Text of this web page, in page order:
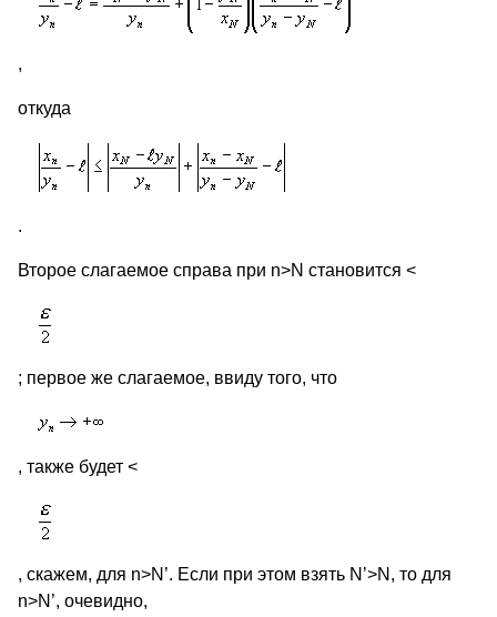
,
откуда
.
Второе слагаемое справа при n>N становится <
; первое же слагаемое, ввиду того, что
, также будет <
, скажем, для n>N’. Если при этом взять N’>N, то для
n>N’, очевидно,